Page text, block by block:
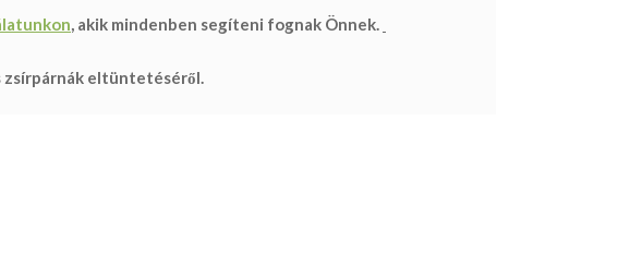
, akik mindenben segíteni fognak Önnek.
zsírpárnák eltüntetéséről.